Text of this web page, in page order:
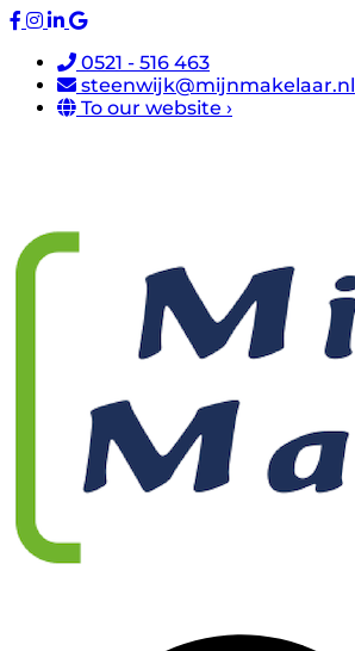
0521 - 516 463
steenwijk@mijnmakelaar.nl
To our website ›